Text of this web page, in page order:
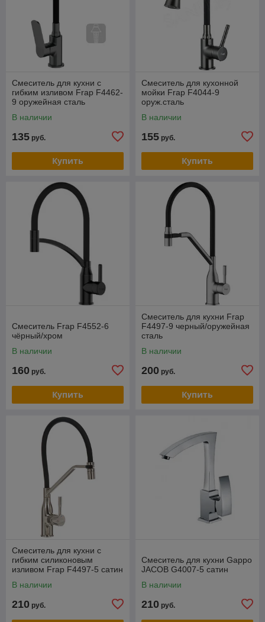
Смеситель для кухни с
гибким изливом Frap F4462-
9 оружейная сталь
В наличии
135 руб.
Купить
Смеситель для кухонной
мойки Frap F4044-9
оруж.сталь
В наличии
155 руб.
Купить
Смеситель Frap F4552-6
чёрный/хром
В наличии
160 руб.
Купить
Смеситель для кухни Frap
F4497-9 черный/оружейная
сталь
В наличии
200 руб.
Купить
Смеситель для кухни с
гибким силиконовым
изливом Frap F4497-5 сатин
В наличии
210 руб.
Смеситель для кухни Gappo
JACOB G4007-5 сатин
В наличии
210 руб.